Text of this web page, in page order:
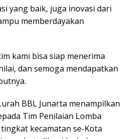
yang baik, juga inovasi dari
memberdayakan
kami bisa siap menerima
dan semoga mendapatkan
BBL Junarta menampilkan
Tim Penilaian Lomba
kecamatan se-Kota